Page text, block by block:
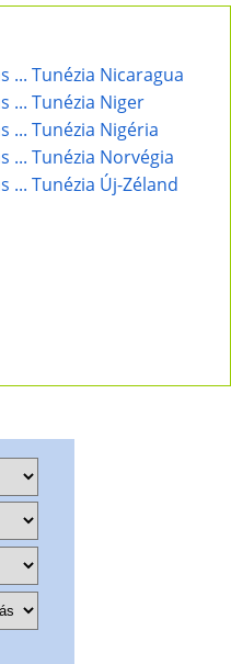
... Tunézia Nicaragua
... Tunézia Niger
... Tunézia Nigéria
... Tunézia Norvégia
... Tunézia Új-Zéland